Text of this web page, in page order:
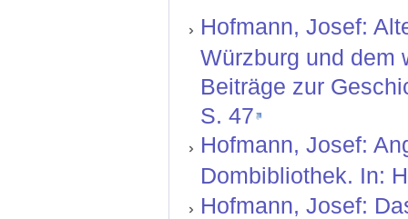
Hofmann, Josef:
Würzburg und dem
Beiträge zur
S. 47
Hofmann, Josef:
Dombibliothek. In:
Hofmann, Josef: